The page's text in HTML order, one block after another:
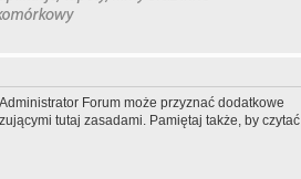
Forum może przyznać dodatkowe
tutaj zasadami. Pamiętaj także, by czytać